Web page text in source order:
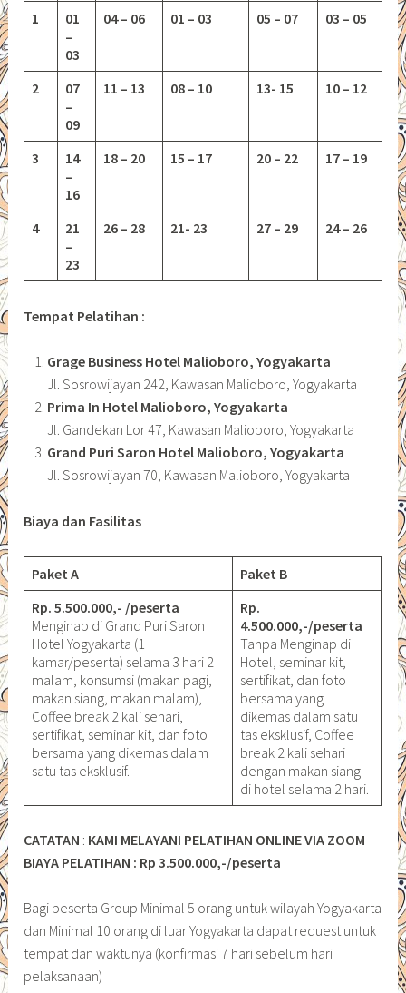
1
01
–
03
04 – 06 01 – 03 05 – 07 03 – 05
2
07
–
09
11 – 13 08 – 10 13- 15 10 – 12
3
14
–
16
18 – 20 15 – 17 20 – 22 17 – 19
4
21
–
23
26 – 28 21- 23 27 – 29 24 – 26
Tempat Pelatihan :
Grage Business Hotel Malioboro, Yogyakarta
Jl. Sosrowijayan 242, Kawasan Malioboro, Yogyakarta
Prima In Hotel Malioboro, Yogyakarta
Jl. Gandekan Lor 47, Kawasan Malioboro, Yogyakarta
Grand Puri Saron Hotel Malioboro, Yogyakarta
Jl. Sosrowijayan 70, Kawasan Malioboro, Yogyakarta
Biaya dan Fasilitas
Paket A
Paket B
Rp. 5.500.000,- /peserta
Menginap di Grand Puri Saron
Hotel Yogyakarta (1
kamar/peserta) selama 3 hari 2
malam, konsumsi (makan pagi,
makan siang, makan malam),
Coffee break 2 kali sehari,
sertifikat, seminar kit, dan foto
bersama yang dikemas dalam
satu tas eksklusif.
Rp.
4.500.000,-/peserta
Tanpa Menginap di
Hotel, seminar kit,
sertifikat, dan foto
bersama yang
dikemas dalam satu
tas eksklusif, Coffee
break 2 kali sehari
dengan makan siang
di hotel selama 2 hari.
CATATAN : KAMI MELAYANI PELATIHAN ONLINE VIA ZOOM
BIAYA PELATIHAN : Rp 3.500.000,-/peserta
Bagi peserta Group Minimal 5 orang untuk wilayah Yogyakarta
dan Minimal 10 orang di luar Yogyakarta dapat request untuk
tempat dan waktunya (konfirmasi 7 hari sebelum hari
pelaksanaan)